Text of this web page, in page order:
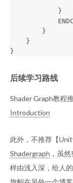
            }
        }
    }
后续学习路线
Shader Graph教程
Introduction
此外，不推荐【
Shadergraph ，虽
样由浅入深，给人